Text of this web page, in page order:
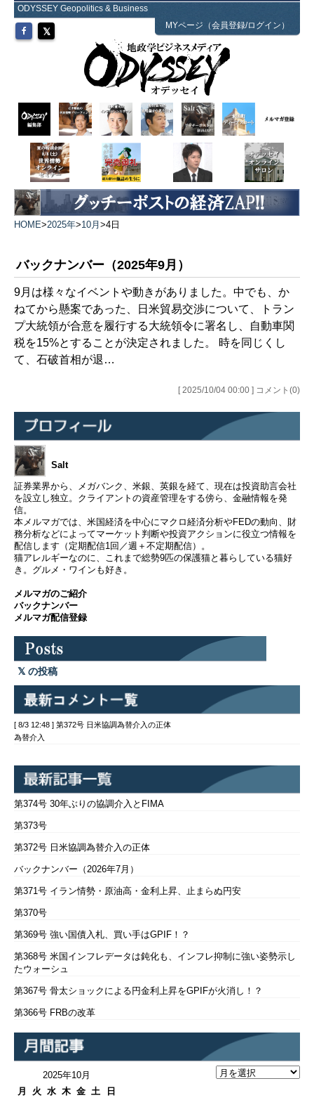
ODYSSEY Geopolitics & Business
MYページ（会員登録/ログイン）
HOME>2025年>10月 >4日
バックナンバー（2025年9月）
9月は様々なイベントや動きがありました。中でも、か
ねてから懸案であった、日米貿易交渉について、トラン
プ大統領が合意を履行する大統領令に署名し、自動車関
税を15%とすることが決定されました。 時を同じくし
て、石破首相が退…
[ 2025/10/04 00:00 ] コメント(0)
Salt
証券業界から、メガバンク、米銀、英銀を経て、現在は投資助言会社
を設立し独立。クライアントの資産管理をする傍ら、金融情報を発
信。
本メルマガでは、米国経済を中心にマクロ経済分析やFEDの動向、財
務分析などによってマーケット判断や投資アクションに役立つ情報を
配信します（定期配信1回／週＋不定期配信）。
猫アレルギーなのに、これまで総勢9匹の保護猫と暮らしている猫好
き。グルメ・ワインも好き。
メルマガのご紹介
バックナンバー
メルマガ配信登録
の投稿
[ 8/3 12:48 ] 第372号 日米協調為替介入の正体
為替介入
第374号 30年ぶりの協調介入とFIMA
第373号
第372号 日米協調為替介入の正体
バックナンバー（2026年7月）
第371号 イラン情勢・原油高・金利上昇、止まらぬ円安
第370号
第369号 強い国債入札、買い手はGPIF！？
第368号 米国インフレデータは鈍化も、インフレ抑制に強い姿勢示し
たウォーシュ
第367号 骨太ショックによる円金利上昇をGPIFが火消し！？
第366号 FRBの改革
2025年10月
月
火 水 木 金 土 日